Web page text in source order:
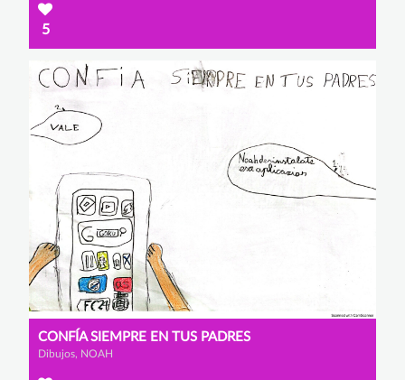
5
CONFÍA SIEMPRE EN TUS PADRES
Dibujos, NOAH